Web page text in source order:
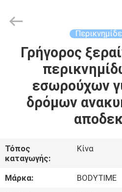
ΣΠΊΤΙ
ΠΡΟΪΌΝΤΑ
ΠΕΡΊΠΟΥ
ΓΎΡΟΣ
ΕΡΓΟΣΤΑΣΊΩΝ
Technology
Γρήγορος
εσωρούχων
δρόμων
Τόπος
καταγωγής:
Κίνα
Μάρκα:
BODYTIME